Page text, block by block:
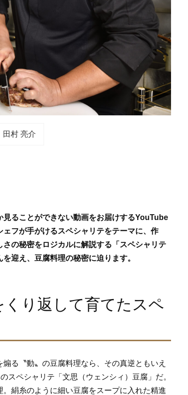
田村 亮介
見ることができない動画をお届けするYouTube
フが手がけるスペシャリテをテーマに、作
の秘密をロジカルに解説する「スペシャリテ
迎え、豆腐料理の秘密に迫ります。
り返して育てたスペ
る〝動〟の豆腐料理なら、その真逆ともいえ
スペシャリテ「文思（ウェンシィ）豆腐」だ。
絹糸のように細い豆腐をスープに入れた精進